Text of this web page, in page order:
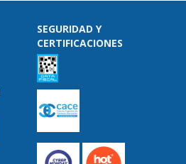
SEGURIDAD Y
CERTIFICACIONES